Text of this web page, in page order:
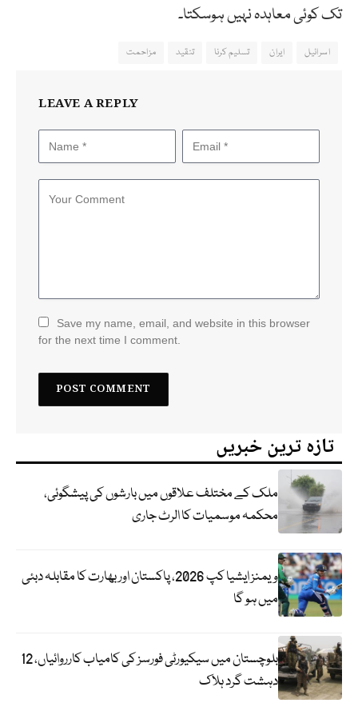
تک کوئی معاہدہ نہیں ہوسکتا۔
اسرائیل ایران تسلیم کرنا تنقید مزاحمت
LEAVE A REPLY
Save my name, email, and website in this browser
for the next time I comment.
تازہ ترین خبریں
ملک کے مختلف علاقوں میں بارشوں کی پیشگوئی،
محکمہ موسمیات کا الرٹ جاری
ویمنز ایشیا کپ 2026، پاکستان اور بھارت کا مقابلہ دبئی
میں ہو گا
بلوچستان میں سیکیورٹی فورسز کی کامیاب کارروائیاں، 12
دہشت گرد ہلاک